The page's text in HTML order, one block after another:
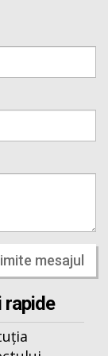
mesajul
rapide